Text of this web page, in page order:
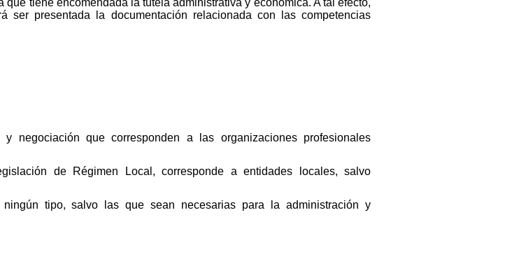
presentada la documentación relacionada con las competencias
negociación que corresponden a las organizaciones profesionales
de Régimen Local, corresponde a entidades locales, salvo
tipo, salvo las que sean necesarias para la administración y